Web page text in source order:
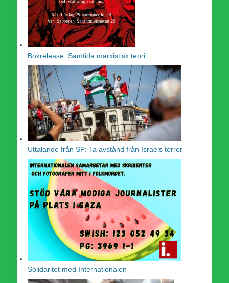
Bokrelease: Samtida marxistisk teori
Uttalande från SP: Ta avstånd från Israels terror
Solidaritet med Internationalen